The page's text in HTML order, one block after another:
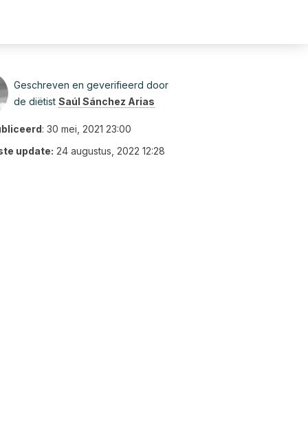
Geschreven en geverifieerd door
de diëtist Saúl Sánchez Arias
: 30 mei, 2021 23:00
update: 24 augustus, 2022 12:28